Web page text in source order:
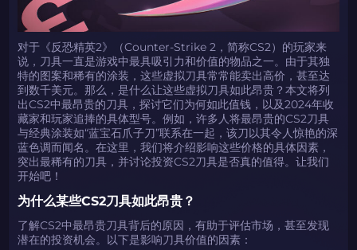
对于《反恐精英2》（Counter-Strike 2，简称CS2）的玩家来
说，刀具一直是游戏中最具吸引力和价值的物品之一。由于其独
特的图案和稀有的涂装，这些虚拟刀具常常能卖出高价，甚至达
到数千美元。那么，是什么让这些虚拟刀具如此昂贵？本文将列
出CS2中最昂贵的刀具，探讨它们为何如此值钱，以及2024年收
藏家和玩家追捧的具体型号。例如，许多人将最昂贵的CS2刀具
与经典涂装如“蓝宝石爪子刀”联系在一起，该刀以其令人惊艳的深
蓝色调而闻名。在这里，我们将介绍影响这些价格的具体因素，
突出最稀有的刀具，并讨论投资CS2刀具是否真的值得。让我们
开始吧！
为什么某些CS2刀具如此昂贵？
了解CS2中最昂贵刀具背后的原因，有助于评估市场，甚至发现
潜在的投资机会。以下是影响刀具价值的因素：